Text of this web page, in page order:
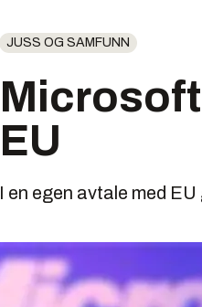
JUSS OG SAMFUNN
EU
I en egen avtale med